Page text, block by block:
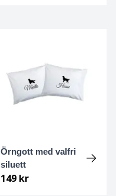
Örngott med valfri
siluett
149 kr